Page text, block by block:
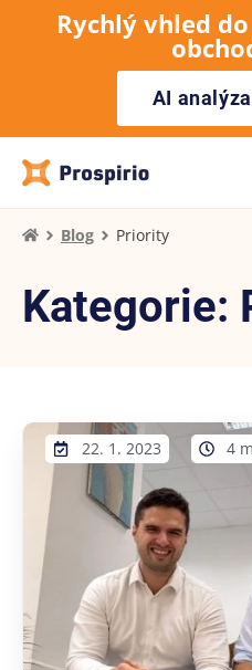
Rychlý vhled
AI
Blog Priority
Kategorie:
22. 1. 2023 4